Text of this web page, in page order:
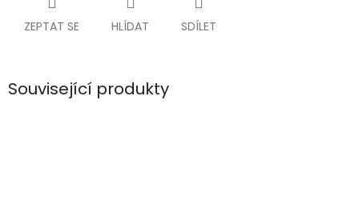
ZEPTAT SE HLÍDAT SDÍLET
Související produkty